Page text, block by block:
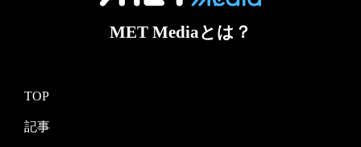
MET Mediaとは？
TOP
記事